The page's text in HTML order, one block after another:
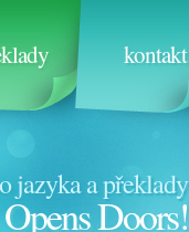
kontakt
jazyka a překlady
Doors!